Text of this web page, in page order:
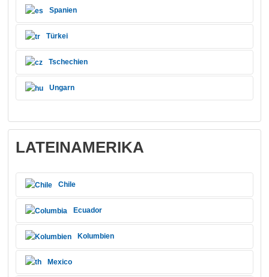
Spanien
Türkei
Tschechien
Ungarn
LATEINAMERIKA
Chile
Ecuador
Kolumbien
Mexico